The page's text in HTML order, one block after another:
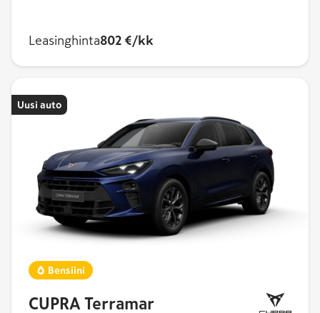
Leasinghinta802 €/kk
Uusi auto
Bensiini
CUPRA Terramar